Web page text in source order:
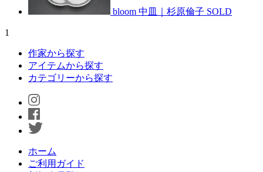
bloom 中皿｜杉原倫子 SOLD
1
作家から探す
アイテムから探す
カテゴリーから探す
ホーム
ご利用ガイド